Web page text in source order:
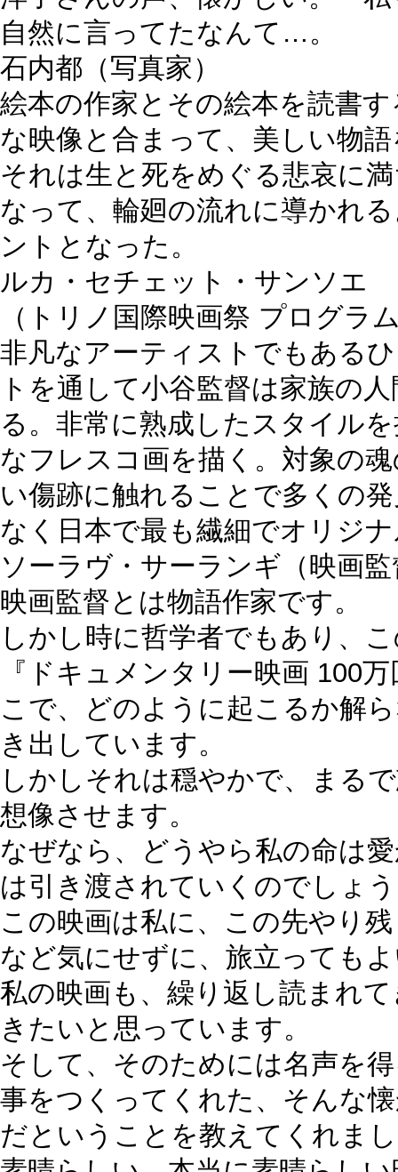
自然に言ってたなんて…。
石内都 （写真家）
絵本の作家とその絵本を読書
な映像と合まって、美しい物
それは生と死をめぐる悲哀に
なって、輪廻の流れに導かれ
ントとなった。
ルカ・セチェット・サンソエ
（トリノ国際映画祭 プログラ
非凡なアーティストでもある
トを通して小谷監督は家族の
る。非常に熟成したスタイル
なフレスコ画を描く。対象の
い傷跡に触れることで多くの
なく日本で最も繊細でオリジ
ソーラヴ・サーランギ （映画
映画監督とは物語作家です。
しかし時に哲学者でもあり、
『ドキュメンタリー映画 100
こで、どのように起こるか解
き出しています。
しかしそれは穏やかで、まる
想像させます。
なぜなら、どうやら私の命は
は引き渡されていくのでしょ
この映画は私に、この先やり
など気にせずに、旅立っても
私の映画も、繰り返し読まれ
きたいと思っています。
そして、そのためには名声を
事をつくってくれた、そんな
だということを教えてくれま